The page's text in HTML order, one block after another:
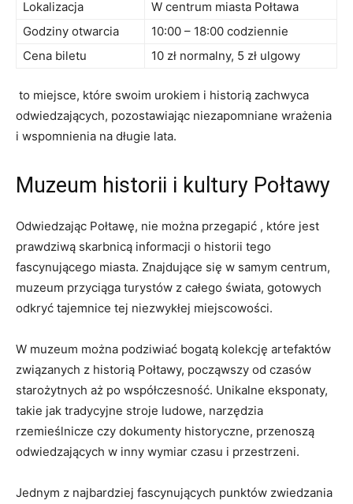
Lokalizacja
W centrum miasta Połtawa
Godziny otwarcia
10:00 – 18:00 codziennie
Cena biletu
10 zł normalny, 5 zł ulgowy
⁣ to ​miejsce, które​ swoim urokiem⁣ i historią zachwyca
odwiedzających, pozostawiając niezapomniane wrażenia⁢
i wspomnienia na długie lata.
Muzeum historii⁢ i ‌kultury Połtawy
Odwiedzając Połtawę, nie ⁤można przegapić , które jest
prawdziwą skarbnicą informacji o historii tego
⁢fascynującego miasta. Znajdujące się w ⁢samym centrum,
muzeum przyciąga ⁣turystów z całego świata, gotowych⁣
odkryć tajemnice ⁣tej niezwykłej miejscowości.
W muzeum można podziwiać bogatą kolekcję ⁢artefaktów
związanych z⁤ historią Połtawy, ​począwszy od czasów
‌starożytnych aż po współczesność. Unikalne eksponaty,
takie jak ‍tradycyjne stroje‌ ludowe,⁢ narzędzia
rzemieślnicze czy dokumenty historyczne, przenoszą
odwiedzających w inny wymiar ⁤czasu i przestrzeni.
Jednym​ z najbardziej fascynujących​ punktów zwiedzania